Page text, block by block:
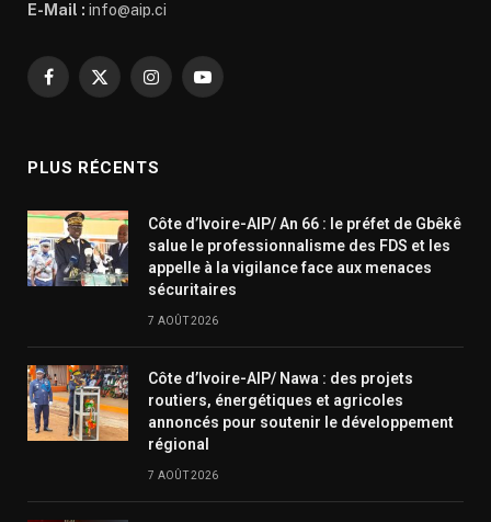
E-Mail : info@aip.ci
Facebook
X
InstagramYouTube
PLUS RÉCENTS
Côte d’Ivoire-AIP/ An 66 : le préfet de Gbêkê
salue le professionnalisme des FDS et les
appelle à la vigilance face aux menaces
sécuritaires
7 AOÛT 2026
Côte d’Ivoire-AIP/ Nawa : des projets
routiers, énergétiques et agricoles
annoncés pour soutenir le développement
régional
7 AOÛT 2026